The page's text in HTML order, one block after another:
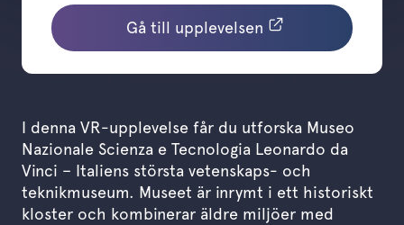
Gå till upplevelsen
I denna VR-upplevelse får du utforska Museo
Nazionale Scienza e Tecnologia Leonardo da
Vinci – Italiens största vetenskaps- och
teknikmuseum. Museet är inrymt i ett historiskt
kloster och kombinerar äldre miljöer med